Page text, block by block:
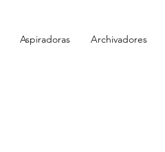
Aspiradoras Archivadores